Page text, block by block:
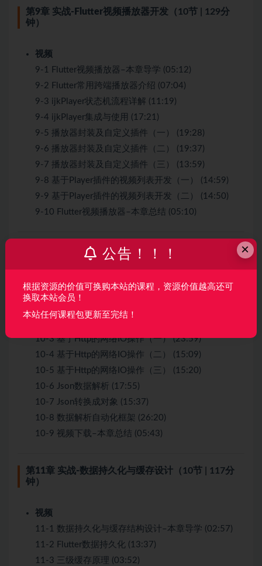
第9章 实战-Flutter视频播放器开发 （10节 | 129分
钟）
视频
9-1 Flutter视频播放器–本章导学 (05:12)
9-2 Flutter常用跨端播放器介绍 (07:04)
9-3 ijkPlayer状态机流程详解 (11:19)
9-4 ijkPlayer集成与使用 (17:21)
9-5 播放器封装及自定义插件（一） (19:28)
9-6 播放器封装及自定义插件（二） (19:37)
9-7 播放器封装及自定义插件（三） (13:59)
9-8 基于Player插件的视频列表开发（一） (14:59)
9-9 基于Player插件的视频列表开发（二） (14:50)
9-10 Flutter视频播放器–本章总结 (05:10)
第10章 实战-网络请求与数据解析框架
（9节 | 132分
视频
10-3 基于Http的网络IO操作（一） (23:59)
10-4 基于Http的网络IO操作（二） (15:09)
10-5 基于Http的网络IO操作（三） (15:20)
10-6 Json数据解析 (17:55)
10-7 Json转换成对象 (15:37)
10-8 数据解析自动化框架 (26:20)
10-9 视频下载–本章总结 (05:43)
第11章 实战-数据持久化与缓存设计 （10节 | 117分
钟）
视频
11-1 数据持久化与缓存结构设计–本章导学 (02:57)
11-2 Flutter数据持久化 (13:37)
11-3 三级缓存原理 (03:52)
×
公告！！！
根据资源的价值可换购本站的课程，资源价值越高还可
换取本站会员！
本站任何课程包更新至完结！